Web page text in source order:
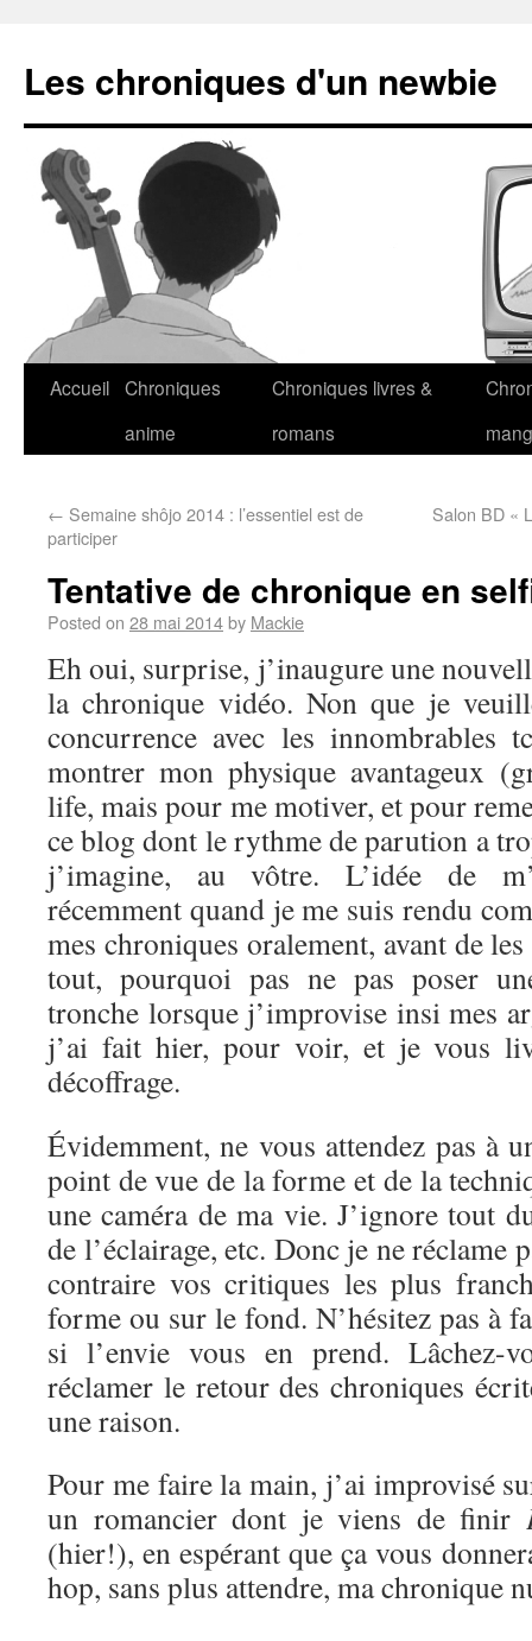
Les chroniques d'un newbie
Accueil Chroniques
anime
Chroniques livres &
romans
← Semaine shôjo 2014 : l’essentiel est de
participer
Salon BD «
Tentative de chronique en
Posted on 28 mai 2014by Mackie
Eh oui, surprise, j’inaugure une
la chronique vidéo. Non que je
concurrence avec les innombrables
montrer mon physique avantageux
life, mais pour me motiver, et pour
ce blog dont le rythme de parution a
j’imagine, au vôtre. L’idée de
récemment quand je me suis rendu
mes chroniques oralement, avant de
tout, pourquoi pas ne pas poser
tronche lorsque j’improvise insi mes
j’ai fait hier, pour voir, et je vous
décoffrage.
Évidemment, ne vous attendez pas à
point de vue de la forme et de la
une caméra de ma vie. J’ignore tout
de l’éclairage, etc. Donc je ne réclame
contraire vos critiques les plus
forme ou sur le fond. N’hésitez pas à
si l’envie vous en prend. Lâchez-
réclamer le retour des chroniques
une raison.
Pour me faire la main, j’ai improvisé
un romancier dont je viens de finir
(hier!), en espérant que ça vous
hop, sans plus attendre, ma chronique